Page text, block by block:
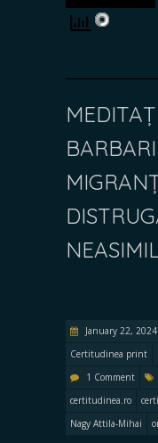
January 22, 2024
Certitudinea print
1 Comment
certitudinea.ro
Nagy Attila-Mihai